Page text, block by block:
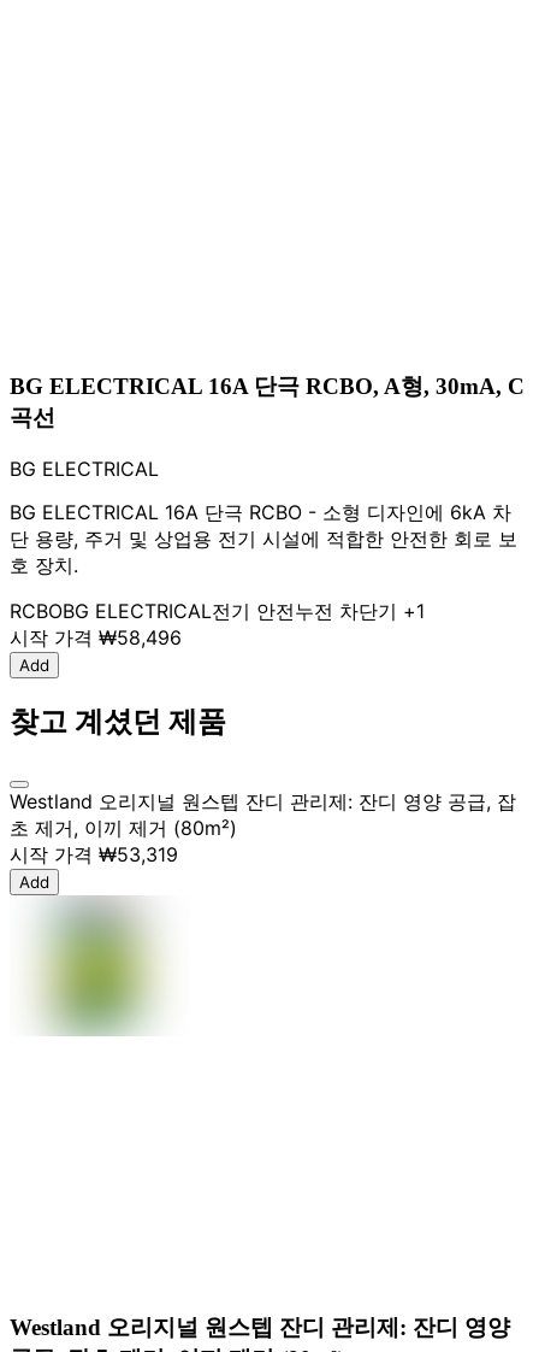
BG ELECTRICAL 16A 단극 RCBO, A형, 30mA, C
곡선
BG ELECTRICAL
BG ELECTRICAL 16A 단극 RCBO - 소형 디자인에 6kA 차
단 용량, 주거 및 상업용 전기 시설에 적합한 안전한 회로 보
호 장치.
RCBOBG ELECTRICAL전기 안전누전 차단기 +1
시작 가격 ₩58,496
Add
찾고 계셨던 제품
Westland 오리지널 원스텝 잔디 관리제: 잔디 영양 공급, 잡
초 제거, 이끼 제거 (80m²)
시작 가격 ₩53,319
Add
Westland 오리지널 원스텝 잔디 관리제: 잔디 영양